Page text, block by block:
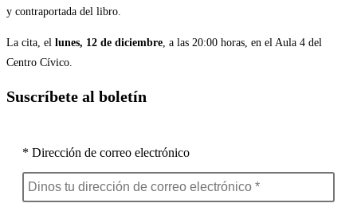
y contraportada del libro.
La cita, el lunes, 12 de diciembre , a las 20:00 horas, en el Aula 4 del
Centro Cívico.
Suscríbete al boletín
* Dirección de correo electrónico